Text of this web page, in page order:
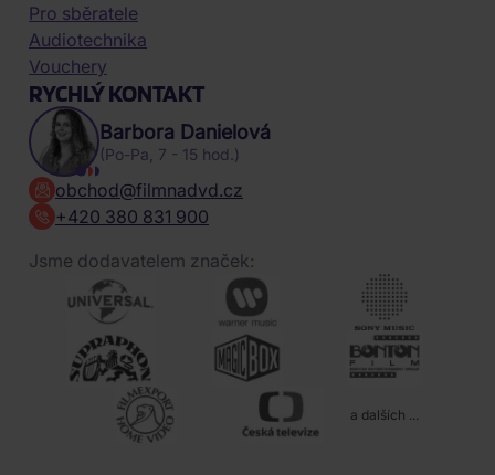
Pro sběratele
Audiotechnika
Vouchery
RYCHLÝ KONTAKT
Barbora Danielová
(Po-Pa, 7 - 15 hod.)
obchod@filmnadvd.cz
+420 380 831 900
Jsme dodavatelem značek:
a dalších ...